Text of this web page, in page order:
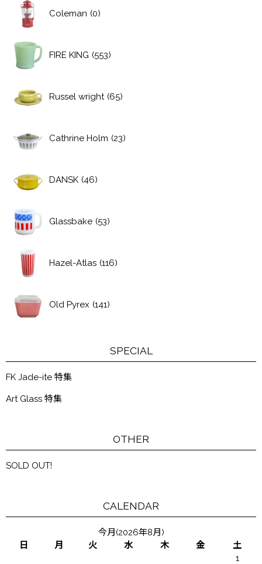
Coleman (0)
FIRE KING (553)
Russel wright (65)
Cathrine Holm (23)
DANSK (46)
Glassbake (53)
Hazel-Atlas (116)
Old Pyrex (141)
SPECIAL
FK Jade-ite 特集
Art Glass 特集
OTHER
SOLD OUT!
CALENDAR
今月(2026年8月)
日
月 火 水 木 金
土
1